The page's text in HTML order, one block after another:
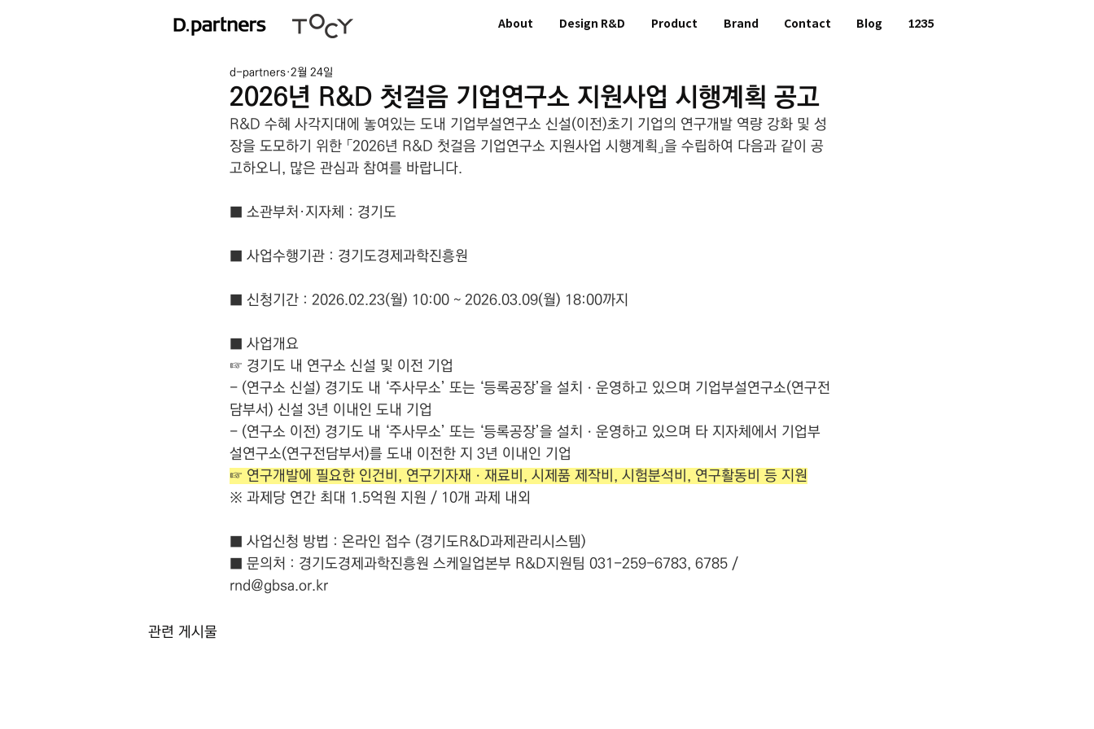
About Design R&D Product Brand Contact Blog 1235
2026년 R&D 첫걸음 기업연구소 지원사업 시행계획 공고
d-partners 2월 24일
R&D 수혜 사각지대에 놓여있는 도내 기업부설연구소 신설(이전)초기 기업의 연구개발 역량 강화 및 성
장을 도모하기 위한 「2026년 R&D 첫걸음 기업연구소 지원사업 시행계획」을 수립하여 다음과 같이 공
고하오니, 많은 관심과 참여를 바랍니다.
■ 소관부처·지자체 : 경기도
■ 사업수행기관 : 경기도경제과학진흥원
■ 신청기간 : 2026.02.23(월) 10:00 ~ 2026.03.09(월) 18:00까지
■ 사업개요
☞ 경기도 내 연구소 신설 및 이전 기업
- (연구소 신설) 경기도 내 ‘주사무소’ 또는 ‘등록공장’을 설치ㆍ운영하고 있으며 기업부설연구소(연구전
담부서) 신설 3년 이내인 도내 기업
- (연구소 이전) 경기도 내 ‘주사무소’ 또는 ‘등록공장’을 설치ㆍ운영하고 있으며 타 지자체에서 기업부
설연구소(연구전담부서)를 도내 이전한 지 3년 이내인 기업
☞ 연구개발에 필요한 인건비, 연구기자재ㆍ재료비, 시제품 제작비, 시험분석비, 연구활동비 등 지원
※ 과제당 연간 최대 1.5억원 지원 / 10개 과제 내외
■ 사업신청 방법 : 온라인 접수 (경기도R&D과제관리시스템)
■ 문의처 : 경기도경제과학진흥원 스케일업본부 R&D지원팀 031-259-6783, 6785 /
rnd@gbsa.or.kr
관련 게시물